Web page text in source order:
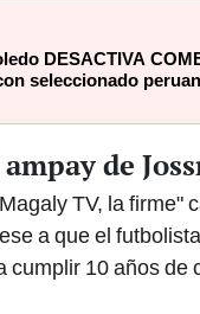
DESACTIVA
seleccionado
de
TV, la firme"
a que el
cumplir 10 años